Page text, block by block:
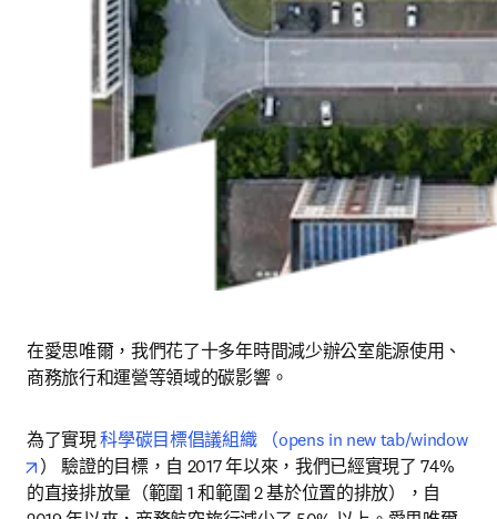
在愛思唯爾，我們花了十多年時間減少辦公室能源使用、
商務旅行和運營等領域的碳影響。
為了實現 科學碳目標倡議組織 （opens in new tab/window
opens in new tab/window
） 驗證的目標，自 2017 年以來，我們已經實現了 74%
的直接排放量（範圍 1 和範圍 2 基於位置的排放），自